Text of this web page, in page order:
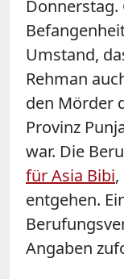
Umstand,
Rehman
den Mörder
Provinz
war. Die
für Asia Bibi
entgehen.
Angaben